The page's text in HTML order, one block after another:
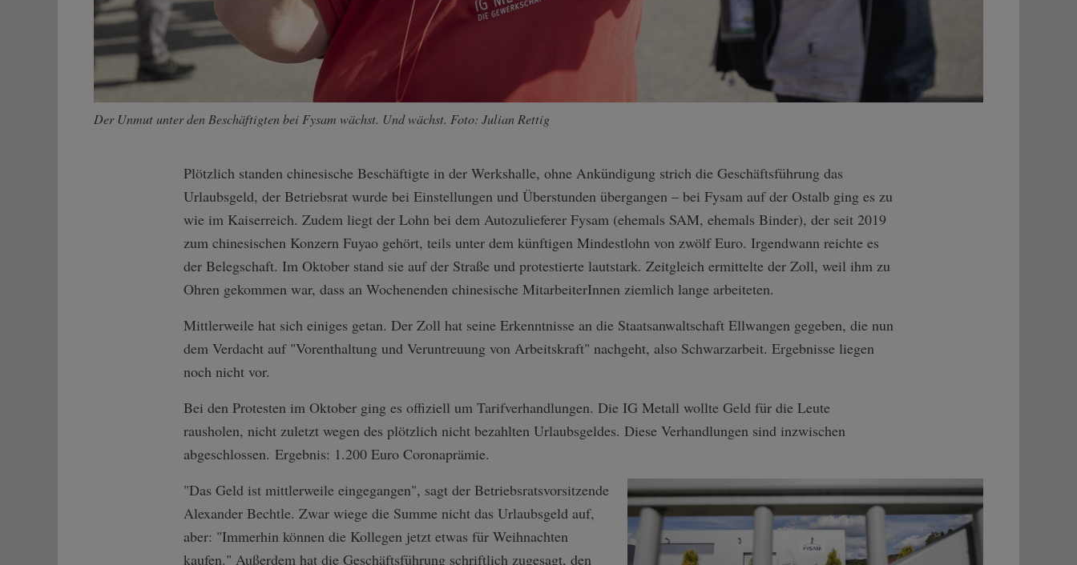
Der Unmut unter den Beschäftigten bei Fysam wächst. Und wächst. Foto: Julian Rettig
Plötzlich standen chinesische Beschäftigte in der Werkshalle, ohne Ankündigung strich die Geschäftsführung das
Urlaubsgeld, der Betriebsrat wurde bei Einstellungen und Überstunden übergangen – bei Fysam auf der Ostalb ging es zu
wie im Kaiserreich. Zudem liegt der Lohn bei dem Autozulieferer Fysam (ehemals SAM, ehemals Binder), der seit 2019
zum chinesischen Konzern Fuyao gehört, teils unter dem künftigen Mindestlohn von zwölf Euro. Irgendwann reichte es
der Belegschaft. Im Oktober stand sie auf der Straße und protestierte lautstark. Zeitgleich ermittelte der Zoll, weil ihm zu
Ohren gekommen war, dass an Wochenenden chinesische MitarbeiterInnen ziemlich lange arbeiteten.
Mittlerweile hat sich einiges getan. Der Zoll hat seine Erkenntnisse an die Staatsanwaltschaft Ellwangen gegeben, die nun
dem Verdacht auf "Vorenthaltung und Veruntreuung von Arbeitskraft" nachgeht, also Schwarzarbeit. Ergebnisse liegen
noch nicht vor.
Bei den Protesten im Oktober ging es offiziell um Tarifverhandlungen. Die IG Metall wollte Geld für die Leute
rausholen, nicht zuletzt wegen des plötzlich nicht bezahlten Urlaubsgeldes. Diese Verhandlungen sind inzwischen
abgeschlossen. Ergebnis: 1.200 Euro Coronaprämie.
"Das Geld ist mittlerweile eingegangen", sagt der Betriebsratsvorsitzende
Alexander Bechtle. Zwar wiege die Summe nicht das Urlaubsgeld auf,
aber: "Immerhin können die Kollegen jetzt etwas für Weihnachten
kaufen." Außerdem hat die Geschäftsführung schriftlich zugesagt, den